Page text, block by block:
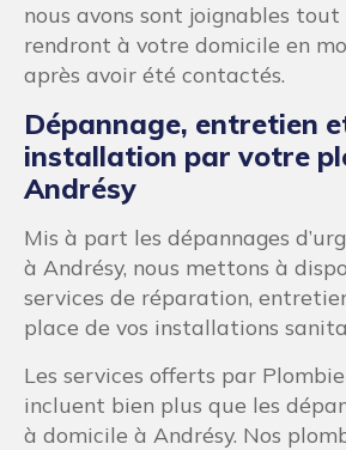
nous avons sont joignables
rendront à votre domicile en
après avoir été contactés.
Dépannage, entretien
installation par votre
Andrésy
Mis à part les dépannages
à Andrésy, nous mettons à
services de réparation,
place de vos installations
Les services offerts par
incluent bien plus que les
à domicile à Andrésy. Nos